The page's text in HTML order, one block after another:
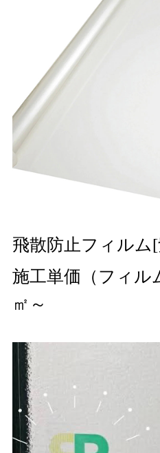
⾶散防⽌フィルム
施工単価 （フィル
㎡～